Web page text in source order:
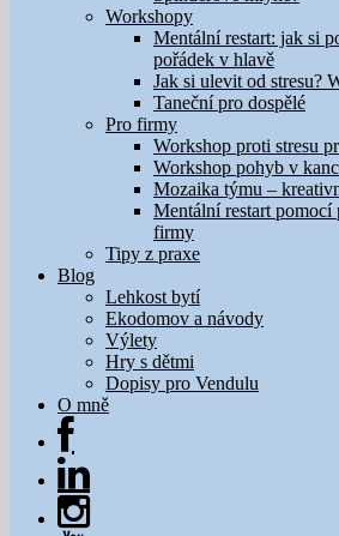
Workshopy
Mentální restart: jak si
pořádek v hlavě
Jak si ulevit od stresu?
Taneční pro dospělé
Pro firmy
Workshop proti stresu
Workshop pohyb v
Mozaika týmu –
Mentální restart
firmy
Tipy z praxe
Blog
Lehkost bytí
Ekodomov a návody
Výlety
Hry s dětmi
Dopisy pro Vendulu
O mně